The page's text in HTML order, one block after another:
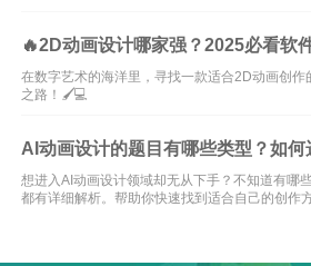
🔥2D动画设计哪家强？2025必看软
在数字艺术的海洋里，寻找一款适合2D动画创
之路！🖌️💻
AI动画设计的题目有哪些类型？如
想进入AI动画设计领域却无从下手？不知道有哪
都有详细解析。帮助你快速找到适合自己的创作